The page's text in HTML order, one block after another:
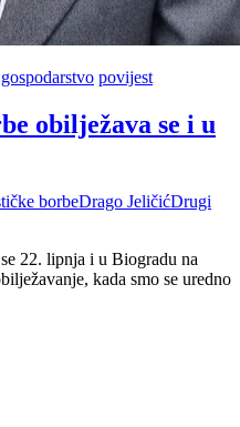
povijest
obilježava se i u
borbeDrago JeličićDrugi
22. lipnja i u Biogradu na
kada smo se uredno